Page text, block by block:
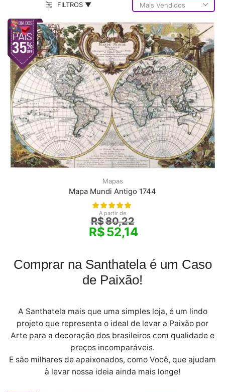
FILTROS ▼
Mapas
Mapa Mundi Antigo 1744
A partir de
R$80,22
R$52,14
Comprar na Santhatela é um Caso
de Paixão!
A Santhatela mais que uma simples loja, é um lindo
projeto que representa o ideal de levar a Paixão por
Arte para a decoração dos brasileiros com qualidade e
preços incomparáveis.
E são milhares de apaixonados, como Você, que ajudam
à levar nossa ideia ainda mais longe!